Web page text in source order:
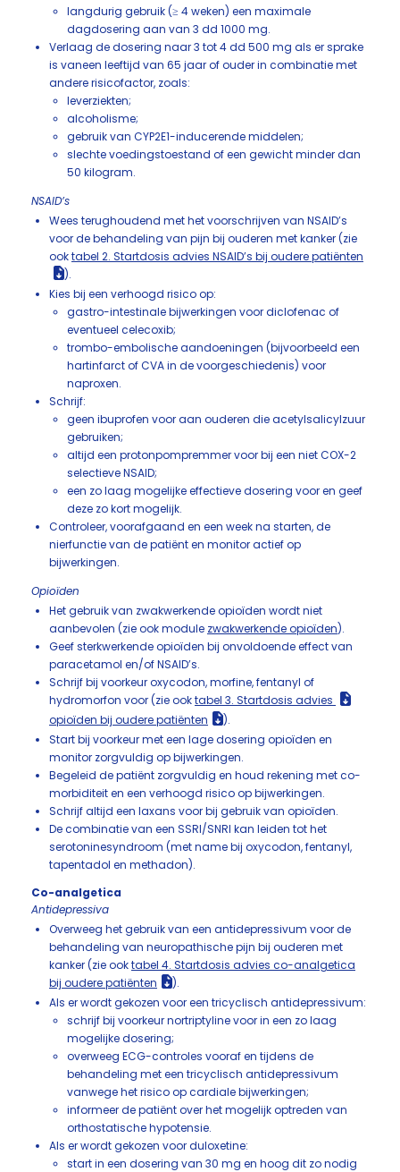
langdurig gebruik (≥ 4 weken) een maximale
dagdosering aan van 3 dd 1000 mg.
Verlaag de dosering naar 3 tot 4 dd 500 mg als er sprake
is vaneen leeftijd van 65 jaar of ouder in combinatie met
andere risicofactor, zoals:
leverziekten;
alcoholisme;
gebruik van CYP2E1-inducerende middelen;
slechte voedingstoestand of een gewicht minder dan
50 kilogram.
NSAID’s
Wees terughoudend met het voorschrijven van NSAID’s
voor de behandeling van pijn bij ouderen met kanker (zie
ooktabel 2. Startdosis advies NSAID’s bij oudere patiënten
).
Kies bij een verhoogd risico op:
gastro-intestinale bijwerkingen voor diclofenac of
eventueel celecoxib;
trombo-embolische aandoeningen (bijvoorbeeld een
hartinfarct of CVA in de voorgeschiedenis) voor
naproxen.
Schrijf:
geen ibuprofen voor aan ouderen die acetylsalicylzuur
gebruiken;
altijd een protonpompremmer voor bij een niet COX-2
selectieve NSAID;
een zo laag mogelijke effectieve dosering voor en geef
deze zo kort mogelijk.
Controleer, voorafgaand en een week na starten, de
nierfunctie van de patiënt en monitor actief op
bijwerkingen.
Opioïden
Het gebruik van zwakwerkende opioïden wordt niet
aanbevolen (zie ook module zwakwerkende opioïden).
Geef sterkwerkende opioïden bij onvoldoende effect van
paracetamol en/of NSAID’s.
Schrijf bij voorkeur oxycodon, morfine, fentanyl of
hydromorfon voor (zie ooktabel 3. Startdosis advies
opioïden bij oudere patiënten
).
Start bij voorkeur met een lage dosering opioïden en
monitor zorgvuldig op bijwerkingen.
Begeleid de patiënt zorgvuldig en houd rekening met co-
morbiditeit en een verhoogd risico op bijwerkingen.
Schrijf altijd een laxans voor bij gebruik van opioïden.
De combinatie van een SSRI/SNRI kan leiden tot het
serotoninesyndroom (met name bij oxycodon, fentanyl,
tapentadol en methadon).
Co-analgetica
Antidepressiva
Overweeg het gebruik van een antidepressivum voor de
behandeling van neuropathische pijn bij ouderen met
kanker (zie ooktabel 4. Startdosis advies co-analgetica
bij oudere patiënten
).
Als er wordt gekozen voor een tricyclisch antidepressivum:
schrijf bij voorkeur nortriptyline voor in een zo laag
mogelijke dosering;
overweeg ECG-controles vooraf en tijdens de
behandeling met een tricyclisch antidepressivum
vanwege het risico op cardiale bijwerkingen;
informeer de patiënt over het mogelijk optreden van
orthostatische hypotensie.
Als er wordt gekozen voor duloxetine:
start in een dosering van 30 mg en hoog dit zo nodig